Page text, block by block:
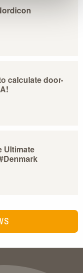
calculate door-
Ultimate